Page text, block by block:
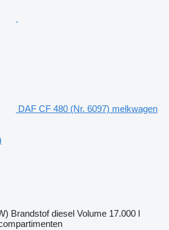
DAF CF 480 (Nr. 6097) melkwagen
Brandstof diesel Volume 17.000 l